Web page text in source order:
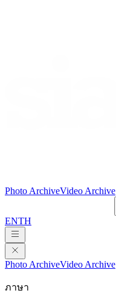
Photo ArchiveVideo Archive
ENTH
Photo ArchiveVideo Archive
ภาษา